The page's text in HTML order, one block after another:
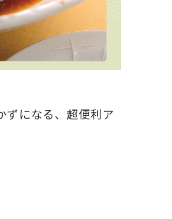
ずになる、超便利ア